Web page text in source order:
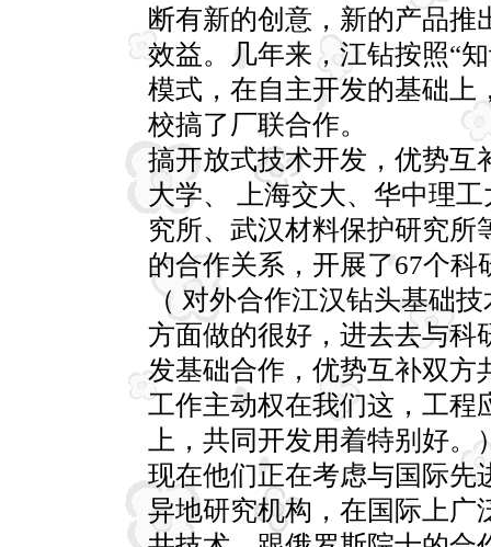
断有新的创意，新的产品
效益。几年来，江钻按照“
模式，在自主开发的基础上
校搞了厂联合作。
搞开放式技术开发，优势互
大学、 上海交大、华中理
究所、武汉材料保护研究所
的合作关系，开展了67个
（ 对外合作江汉钻头基础
方面做的很好，进去去与科
发基础合作，优势互补双方
工作主动权在我们这，工程
上，共同开发用着特别好。
现在他们正在考虑与国际先
异地研究机构，在国际上广